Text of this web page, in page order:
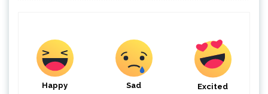
Happy Sad Excited